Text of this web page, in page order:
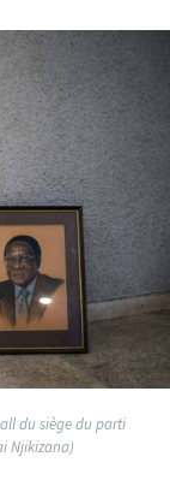
du siège du parti
Njikizana)